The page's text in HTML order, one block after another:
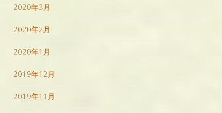
2020年3月
2020年2月
2020年1月
2019年12月
2019年11月